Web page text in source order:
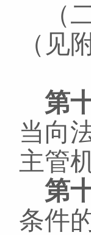
（
（见
第
当向
主管
第
条件